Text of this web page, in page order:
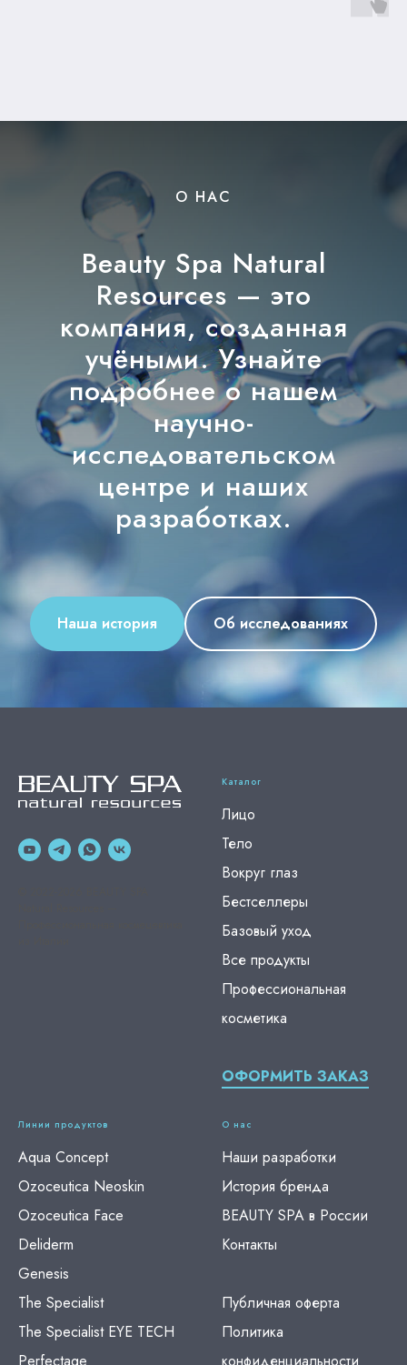
О НАС
Beauty Spa Natural
Resources — это
компания, созданная
учёными. Узнайте
подробнее о нашем
научно-
исследовательском
центре и наших
разработках.
Наша история Об исследованиях
Каталог
Лицо
Тело
Вокруг глаз
Бестселлеры
Базовый уход
Все продукты
Профессиональная
косметика
ОФОРМИТЬ ЗАКАЗ
Линии продуктов
Aqua Concept
Ozoceutica Neoskin
Ozoceutica Face
Deliderm
Genesis
The Specialist
The Specialist EYE TECH
О нас
Наши разработки
История бренда
BEAUTY SPA в России
Контакты
Публичная оферта
Политика